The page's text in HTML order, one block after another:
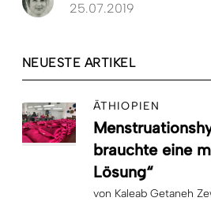
25.07.2019
NEUESTE ARTIKEL
ÄTHIOPIEN
brauchte eine
Lösung“
von Kaleab Getaneh